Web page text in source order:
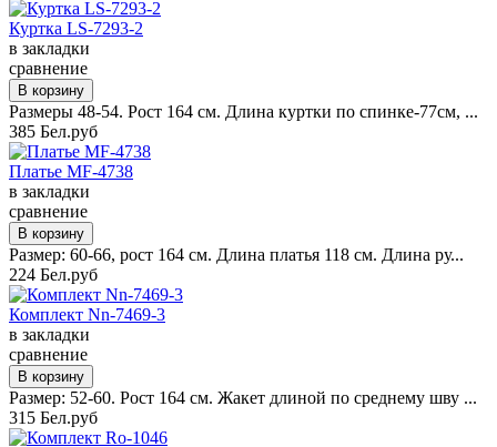
Куртка LS-7293-2
в закладки
сравнение
Размеры 48-54. Рост 164 см. Длина куртки по спинке-77см, ...
385 Бел.руб
Платье MF-4738
в закладки
сравнение
Размер: 60-66, рост 164 см. Длина платья 118 см. Длина ру...
224 Бел.руб
Комплект Nn-7469-3
в закладки
сравнение
Размер: 52-60. Рост 164 см. Жакет длиной по среднему шву ...
315 Бел.руб